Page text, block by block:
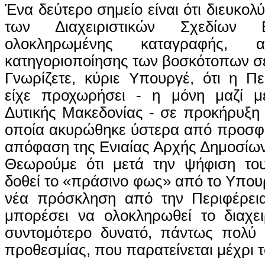
Ένα δεύτερο σημείο είναι ότι
των Διαχειριστικών Σχεδίων
ολοκληρωμένης καταγραφής,
κατηγοριοποίησης των βοσκότοπων
Γνωρίζετε, κύριε Υπουργέ, ότι η
είχε προχωρήσει - η μόνη μαζί
Δυτικής Μακεδονίας - σε
οποία ακυρώθηκε ύστερα από
απόφαση της Ενιαίας Αρχής
Θεωρούμε ότι μετά την ψήφιση
δοθεί το «πράσινο φως» από το
νέα πρόσκληση από την
μπορέσει να ολοκληρωθεί το
συντομότερο δυνατό, πάντως πολύ
προθεσμίας, που παρατείνεται μέχρι